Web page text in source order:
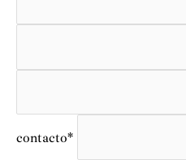
contacto*